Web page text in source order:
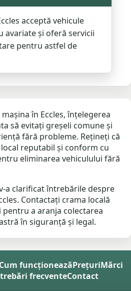
acceptă vehicule
avariate și oferă servicii
pentru astfel de
în Eccles, înțelegerea
să evitați greșeli comune și
fără probleme. Rețineți că
reputabil și conform cu
eliminarea vehiculului fără
a clarificat întrebările despre
Contactați crama locală
a aranja colectarea
în siguranță și legal.
Cum funcționeazăPrețuriMărci
frecventeContact